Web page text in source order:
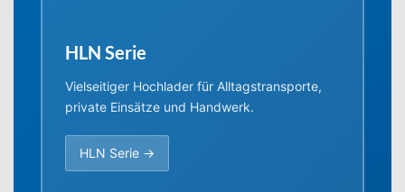
HLN Serie
Vielseitiger Hochlader für Alltagstransporte,
private Einsätze und Handwerk.
HLN Serie →